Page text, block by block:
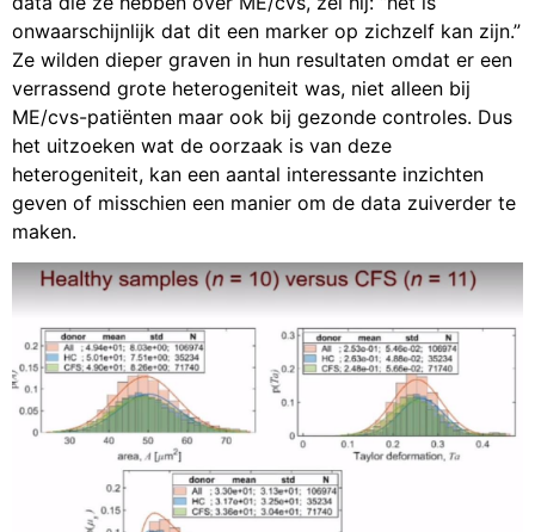
onwaarschijnlijk dat dit een marker op zichzelf kan zijn.”
Ze wilden dieper graven in hun resultaten omdat er een
verrassend grote heterogeniteit was, niet alleen bij
ME/cvs-patiënten maar ook bij gezonde controles. Dus
het uitzoeken wat de oorzaak is van deze
heterogeniteit, kan een aantal interessante inzichten
geven of misschien een manier om de data zuiverder te
maken.